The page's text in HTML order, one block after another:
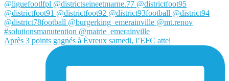
Après 3 points gagnés à Évreux samedi, l’EFC attei